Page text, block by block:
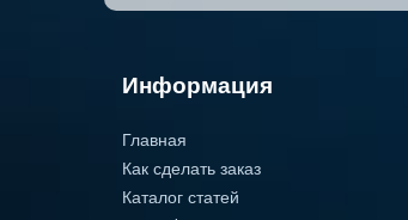
Информация
Главная
Как сделать заказ
Каталог статей